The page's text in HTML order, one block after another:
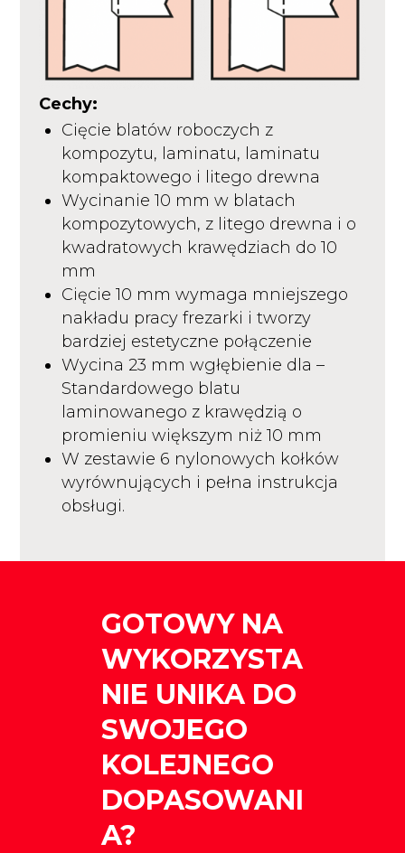
Cechy:
Cięcie blatów roboczych z
kompozytu, laminatu, laminatu
kompaktowego i litego drewna
Wycinanie 10 mm w blatach
kompozytowych, z litego drewna i o
kwadratowych krawędziach do 10
mm
Cięcie 10 mm wymaga mniejszego
nakładu pracy frezarki i tworzy
bardziej estetyczne połączenie
Wycina 23 mm wgłębienie dla –
Standardowego blatu
laminowanego z krawędzią o
promieniu większym niż 10 mm
W zestawie 6 nylonowych kołków
wyrównujących i pełna instrukcja
obsługi.
GOTOWY NA
WYKORZYSTA
NIE UNIKA DO
SWOJEGO
KOLEJNEGO
DOPASOWANI
A?